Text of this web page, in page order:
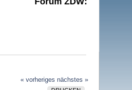
« vorheriges nächstes »